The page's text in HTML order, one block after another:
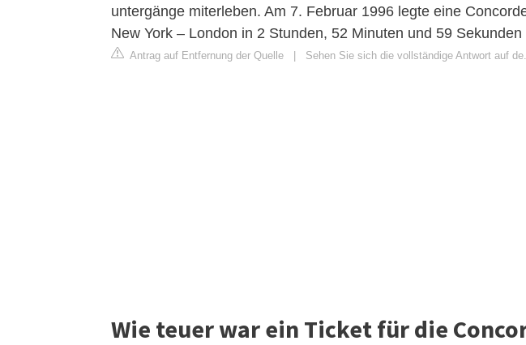
untergänge miterleben. Am 7. Februar 1996 legte eine
New York – London in 2 Stunden, 52 Minuten und 59 Sekunden
Antrag auf Entfernung der Quelle Sehen Sie sich die vollständige Antwort auf
Wie teuer war ein Ticket für die